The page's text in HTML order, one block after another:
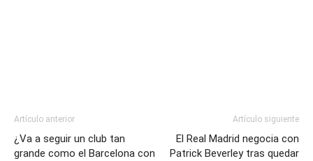
Artículo anterior
¿Va a seguir un club tan
grande como el Barcelona con
Artículo siguiente
El Real Madrid negocia con
Patrick Beverley tras quedar